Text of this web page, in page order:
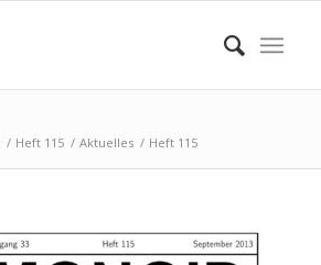
/ Heft 115 / Aktuelles / Heft 115